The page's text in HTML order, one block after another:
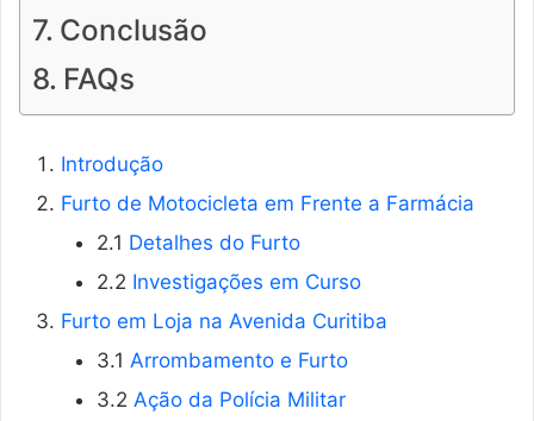
Conclusão
FAQs
Introdução
Furto de Motocicleta em Frente a Farmácia
2.1 Detalhes do Furto
2.2 Investigações em Curso
Furto em Loja na Avenida Curitiba
3.1 Arrombamento e Furto
3.2 Ação da Polícia Militar